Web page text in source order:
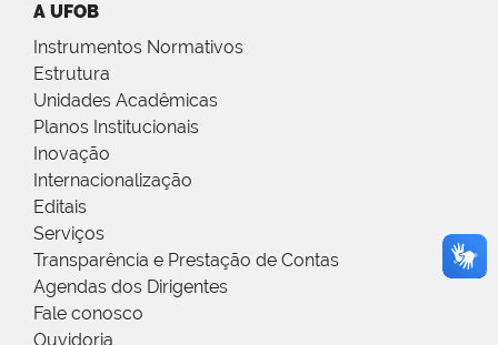
A UFOB
Instrumentos Normativos
Estrutura
Unidades Acadêmicas
Planos Institucionais
Inovação
Internacionalização
Editais
Serviços
Transparência e Prestação de Contas
Agendas dos Dirigentes
Fale conosco
Ouvidoria